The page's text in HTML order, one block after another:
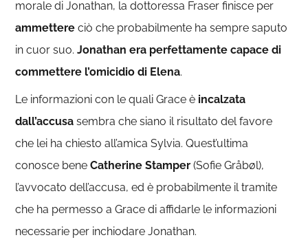
morale di Jonathan, la dottoressa Fraser finisce per
ammettere ciò che probabilmente ha sempre saputo
in cuor suo.Jonathan era perfettamente capace di
commettere l’omicidio di Elena.
Le informazioni con le quali Grace è incalzata
dall’accusa sembra che siano il risultato del favore
che lei ha chiesto all’amica Sylvia. Quest’ultima
conosce beneCatherine Stamper (Sofie Gråbøl),
l’avvocato dell’accusa, ed è probabilmente il tramite
che ha permesso a Grace di affidarle le informazioni
necessarie per inchiodare Jonathan.